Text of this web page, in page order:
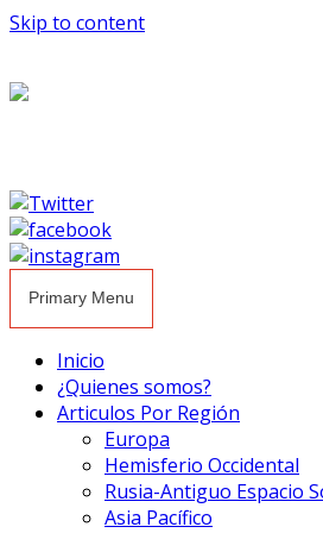
Skip to content
Primary Menu
Inicio
¿Quienes somos?
Articulos Por Región
Europa
Hemisferio Occidental
Rusia-Antiguo Espacio
Asia Pacífico